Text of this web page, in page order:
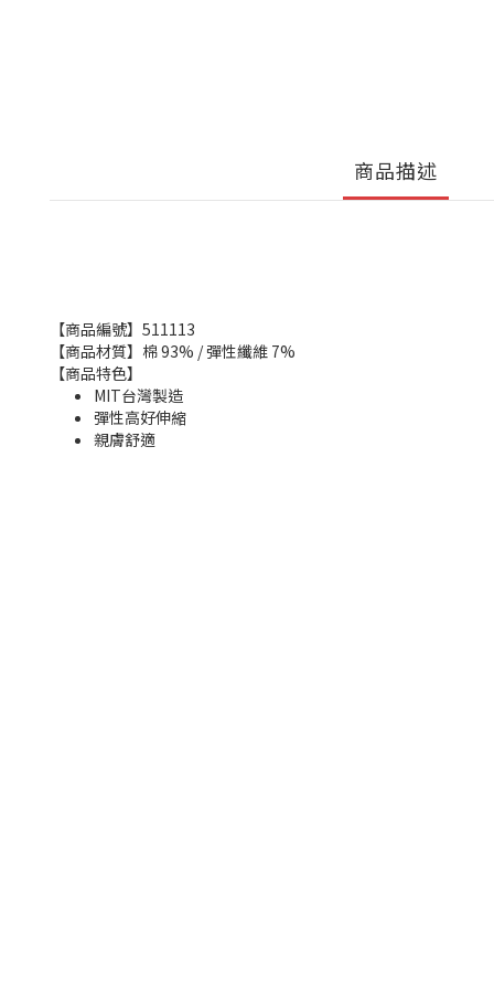
商品描述
【商品編號】511113
【商品材質】棉 93% / 彈性纖維 7%
【商品特色】
MIT台灣製造
彈性高好伸縮
親膚舒適